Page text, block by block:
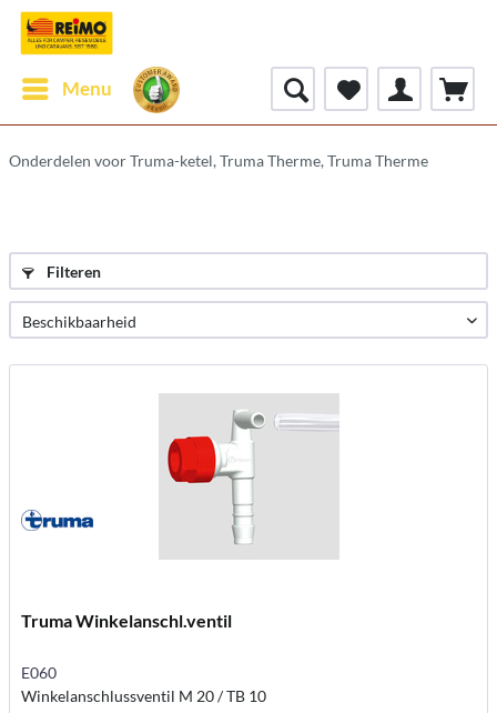
Menu
Onderdelen voor Truma-ketel, Truma Therme, Truma Therme
Filteren
Truma Winkelanschl.ventil
E060
Winkelanschlussventil M 20 / TB 10